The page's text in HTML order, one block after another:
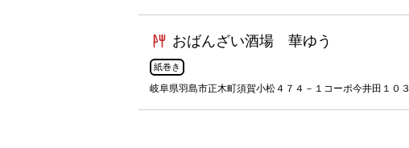
おばんざい酒場 華ゆう
紙巻き
岐阜県羽島市正木町須賀小松４７４－１コーポ今井田１０３